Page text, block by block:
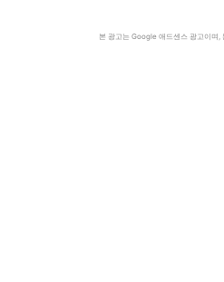
본 광고는 Google 애드센스 광고이며,